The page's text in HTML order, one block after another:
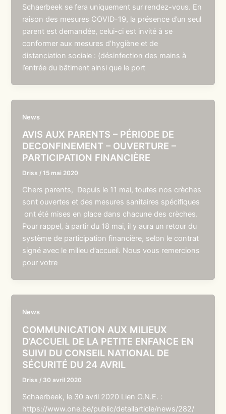
Schaerbeek se fera uniquement sur rendez-vous. En
raison des mesures COVID-19, la présence d’un seul
parent est demandée, celui-ci est invité à se
conformer aux mesures d’hygiène et de
distanciation sociale : (désinfection des mains à
l’entrée du bâtiment ainsi que le port
News
AVIS AUX PARENTS – PÉRIODE DE
DECONFINEMENT – OUVERTURE –
PARTICIPATION FINANCIÈRE
Driss /15 mai 2020
Chers parents, Depuis le 11 mai, toutes nos crèches
sont ouvertes et des mesures sanitaires spécifiques
ont été mises en place dans chacune des crèches.
Pour rappel, à partir du 18 mai, il y aura un retour du
système de participation financière, selon le contrat
signé avec le milieu d’accueil. Nous vous remercions
pour votre
News
COMMUNICATION AUX MILIEUX
D’ACCUEIL DE LA PETITE ENFANCE EN
SUIVI DU CONSEIL NATIONAL DE
SÉCURITÉ DU 24 AVRIL
Driss / 30 avril 2020
Schaerbeek, le 30 avril 2020 Lien O.N.E. :
https://www.one.be/public/detailarticle/news/282/